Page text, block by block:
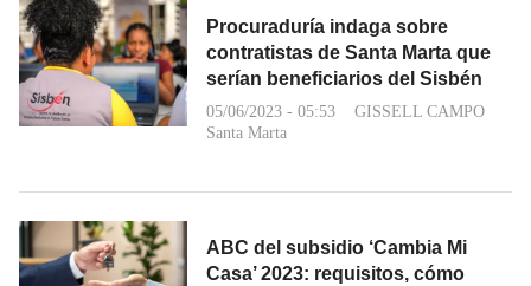
Procuraduría indaga sobre
contratistas de Santa Marta que
serían beneficiarios del Sisbén
05/06/2023 - 05:53
GISSELL CAMPO
Santa Marta
ABC del subsidio ‘Cambia Mi
Casa’ 2023: requisitos, cómo